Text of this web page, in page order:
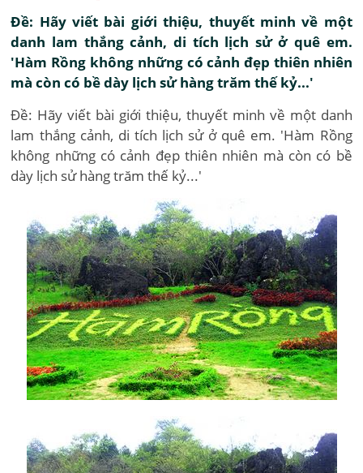
Đề: Hãy viết bài giới thiệu, thuyết minh về một
danh lam thắng cảnh, di tích lịch sử ở quê em.
'Hàm Rồng không những có cảnh đẹp thiên nhiên
mà còn có bề dày lịch sử hàng trăm thế kỷ...'
Đề: Hãy viết bài giới thiệu, thuyết minh về một danh
lam thắng cảnh, di tích lịch sử ở quê em. 'Hàm Rồng
không những có cảnh đẹp thiên nhiên mà còn có bề
dày lịch sử hàng trăm thế kỷ...'